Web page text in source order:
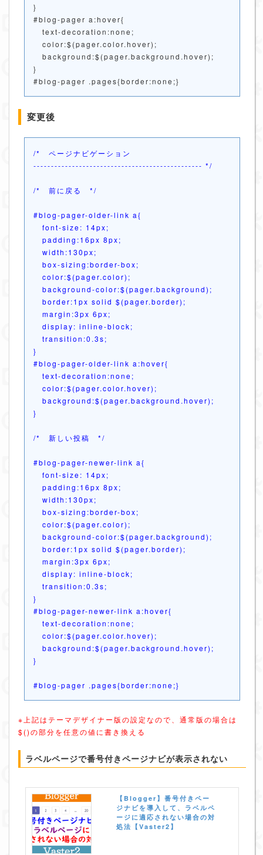
}
#blog-pager a:hover{
text-decoration:none;
color:$(pager.color.hover);
background:$(pager.background.hover);
}
#blog-pager .pages{border:none;}
変更後
/* ページナビゲーション
------------------------------------------------ */
/* 前に戻る */
#blog-pager-older-link a{
font-size: 14px;
   padding:16px 8px;
   width:130px;
   box-sizing:border-box;
   color:$(pager.color);
   background-color:$(pager.background);
   border:1px solid $(pager.border);
   margin:3px 6px;
   display: inline-block;
   transition:0.3s;
}
#blog-pager-older-link a:hover{
text-decoration:none;
   color:$(pager.color.hover);
   background:$(pager.background.hover);
}
/* 新しい投稿 */
#blog-pager-newer-link a{
font-size: 14px;
   padding:16px 8px;
   width:130px;
   box-sizing:border-box;
   color:$(pager.color);
   background-color:$(pager.background);
   border:1px solid $(pager.border);
   margin:3px 6px;
   display: inline-block;
   transition:0.3s;
}
#blog-pager-newer-link a:hover{
text-decoration:none;
   color:$(pager.color.hover);
   background:$(pager.background.hover);
}
#blog-pager .pages{border:none;}
※上記はテーマデザイナー版の設定なので、通常版の場合は
$()の部分を任意の値に書き換える
ラベルページで番号付きページナビが表示されない
【Blogger】番号付きペー
ジナビを導入して、ラベルペ
ージに適応されない場合の対
処法【Vaster2】